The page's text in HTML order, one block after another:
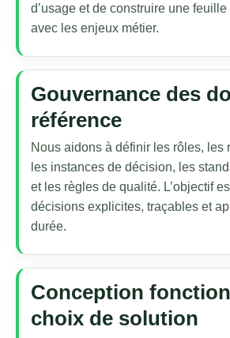
d’usage et de construire une
avec les enjeux métier.
Gouvernance des
référence
Nous aidons à définir les rôles, les
les instances de décision, les
et les règles de qualité. L’objectif
décisions explicites, traçables et
durée.
Conception
choix de solution